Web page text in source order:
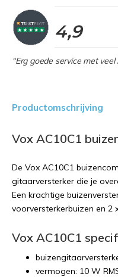
4,9
“Erg goede service met veel
Productomschrijving
Vox AC10C1
De Vox AC10C1
gitaarversterker die je
Een krachtige
voorversterkerbuizen en 2
Vox AC10C1
vermogen: 10 W